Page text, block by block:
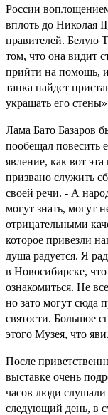
России
вплоть до Николая
правителей. Белую
том, что она видит
прийти на помощь,
танка найдет
украшать его
Лама Бато Базаров
пообещал повесить
явление, как вот эта
призвано служить
своей речи. - А
могут знать, могут
отрицательными
которое привезли
душа радуется. Я
в Новосибирске, что
ознакомиться. Не
но зато могут сюда
святости. Большое
этого Музея, что
После
выставке очень
часов люди слушали
следующий день, в